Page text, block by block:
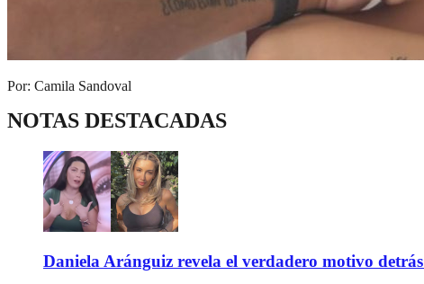
Por: Camila Sandoval
NOTAS DESTACADAS
Daniela Aránguiz revela el verdadero motivo